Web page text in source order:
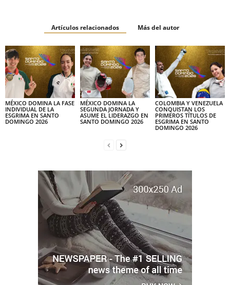
Artículos relacionados Más del autor
MÉXICO DOMINA LA FASE
INDIVIDUAL DE LA
ESGRIMA EN SANTO
DOMINGO 2026
MÉXICO DOMINA LA
SEGUNDA JORNADA Y
ASUME EL LIDERAZGO EN
SANTO DOMINGO 2026
COLOMBIA Y VENEZUELA
CONQUISTAN LOS
PRIMEROS TÍTULOS DE
ESGRIMA EN SANTO
DOMINGO 2026